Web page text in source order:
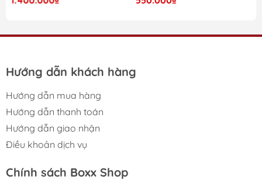
Origin Forme Palkia VSTAR
Hisuian Samurott VSTAR
Darkrai VSTAR
Starmie V Trainer Gallery
Đây là booster box Sword & Shield cực kỳ được yêu
thích bởi collector và người chơi Pokémon TCG.
🌟 Điểm Nổi Bật Của
Hướng dẫn khách hàng
Hướng dẫn mua hàng
Hướng dẫn thanh toán
Hướng dẫn giao nhận
Điều khoản dịch vụ
Chính sách Boxx Shop